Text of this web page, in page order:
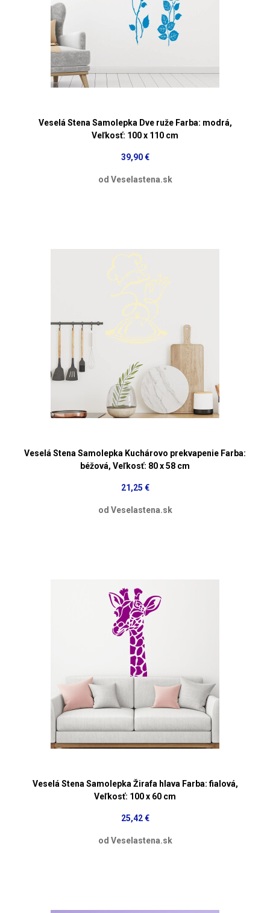
Veselá Stena Samolepka Dve ruže Farba: modrá,
Veľkosť: 100 x 110 cm
39,90 €
od Veselastena.sk
Veselá Stena Samolepka Kuchárovo prekvapenie Farba:
béžová, Veľkosť: 80 x 58 cm
21,25 €
od Veselastena.sk
Veselá Stena Samolepka Žirafa hlava Farba: fialová,
Veľkosť: 100 x 60 cm
25,42 €
od Veselastena.sk